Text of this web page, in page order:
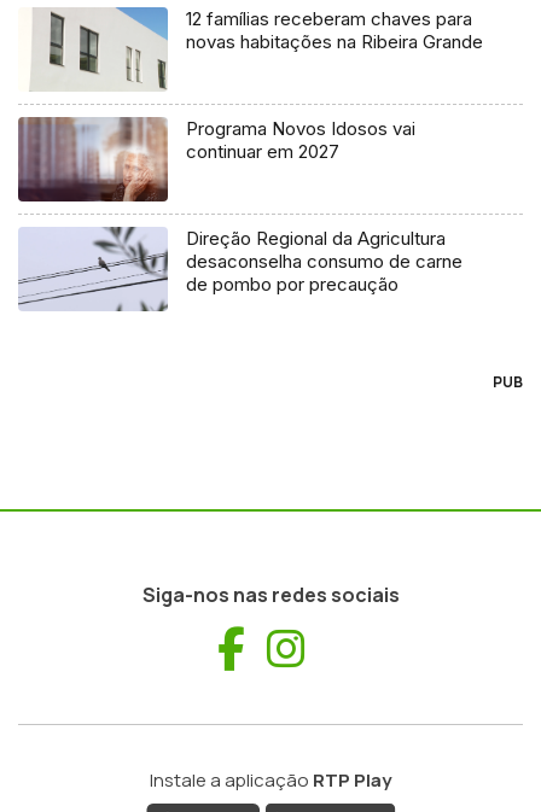
12 famílias receberam chaves para
novas habitações na Ribeira Grande
Programa Novos Idosos vai
continuar em 2027
Direção Regional da Agricultura
desaconselha consumo de carne
de pombo por precaução
PUB
Siga-nos nas redes sociais
Facebook
Instale a aplicação RTP Play